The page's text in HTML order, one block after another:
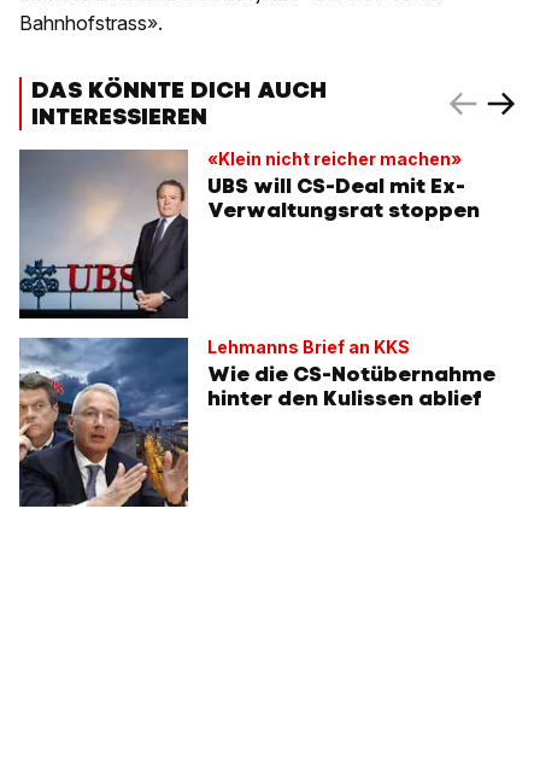
Bahnhofstrass».
DAS KÖNNTE DICH AUCH
INTERESSIEREN
«Klein nicht reicher machen»
UBS will CS-Deal mit Ex-
Verwaltungsrat stoppen
Lehmanns Brief an KKS
Wie die CS-Notübernahme
hinter den Kulissen ablief